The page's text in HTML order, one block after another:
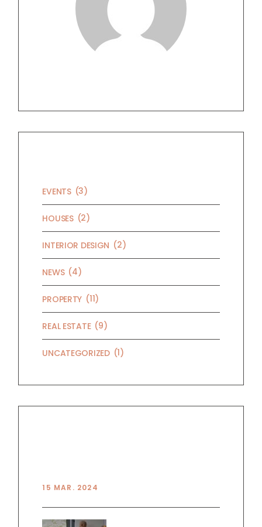
EVENTS (3)
HOUSES (2)
INTERIOR DESIGN (2)
NEWS (4)
PROPERTY (11)
REAL ESTATE (9)
UNCATEGORIZED (1)
15 MAR. 2024